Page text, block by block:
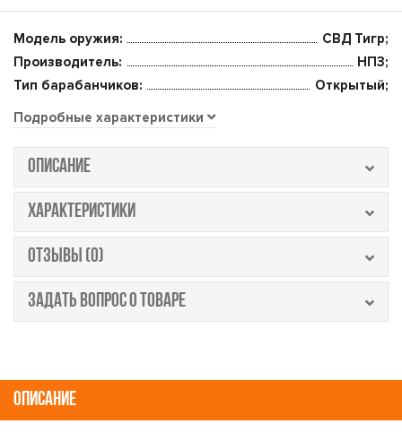
Модель оружия:
СВД Тигр;
Производитель:
НПЗ;
Тип барабанчиков:
Открытый;
Подробные характеристики
ОПИСАНИЕ
ХАРАКТЕРИСТИКИ
ОТЗЫВЫ (0)
ЗАДАТЬ ВОПРОС О ТОВАРЕ
ОПИСАНИЕ